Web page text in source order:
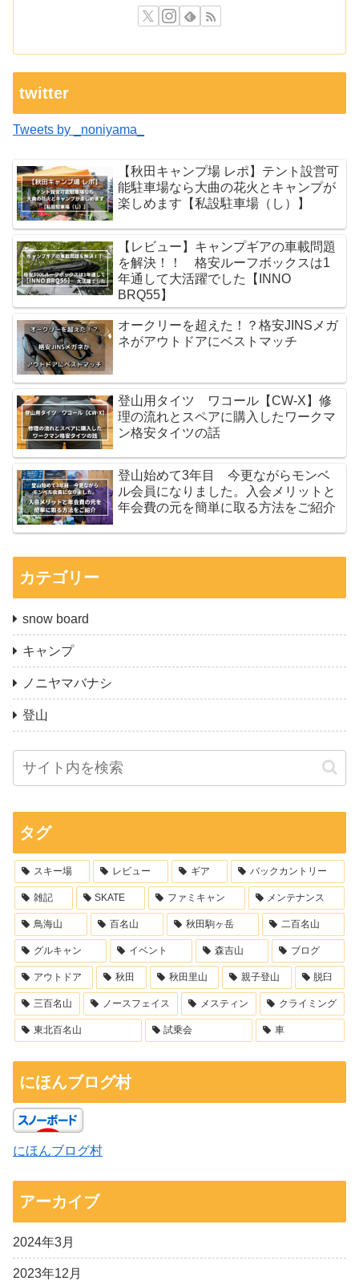
twitter
Tweets by _noniyama_
【秋田キャンプ場 レポ】テント設営可
能駐車場なら大曲の花火とキャンプが
楽しめます【私設駐車場（し）】
【レビュー】キャンプギアの車載問題
を解決！！ 格安ルーフボックスは1
年通して大活躍でした【INNO
BRQ55】
オークリーを超えた！？格安JINSメガ
ネがアウトドアにベストマッチ
登山用タイツ ワコール【CW-X】修
理の流れとスペアに購入したワークマ
ン格安タイツの話
登山始めて3年目 今更ながらモンベ
ル会員になりました。入会メリットと
年会費の元を簡単に取る方法をご紹介
カテゴリー
snow board
キャンプ
ノニヤマバナシ
登山
タグ
スキー場 レビュー ギア バックカントリー
雑記 SKATE ファミキャン メンテナンス
鳥海山 百名山 秋田駒ヶ岳 二百名山
グルキャン イベント 森吉山 ブログ
アウトドア 秋田 秋田里山 親子登山 脱臼
三百名山 ノースフェイス メスティン クライミング
東北百名山 試乗会 車
にほんブログ村
にほんブログ村
アーカイブ
2024年3月
2023年12月